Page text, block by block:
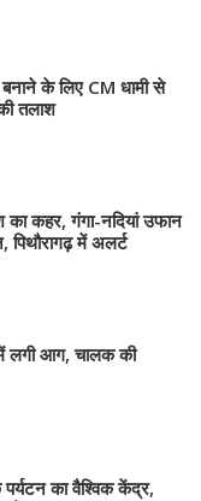
के लिए CM धामी से
तलाश
कहर, गंगा-नदियां उफान
में अलर्ट
लगी आग, चालक की
पर्यटन का वैश्विक केंद्र,